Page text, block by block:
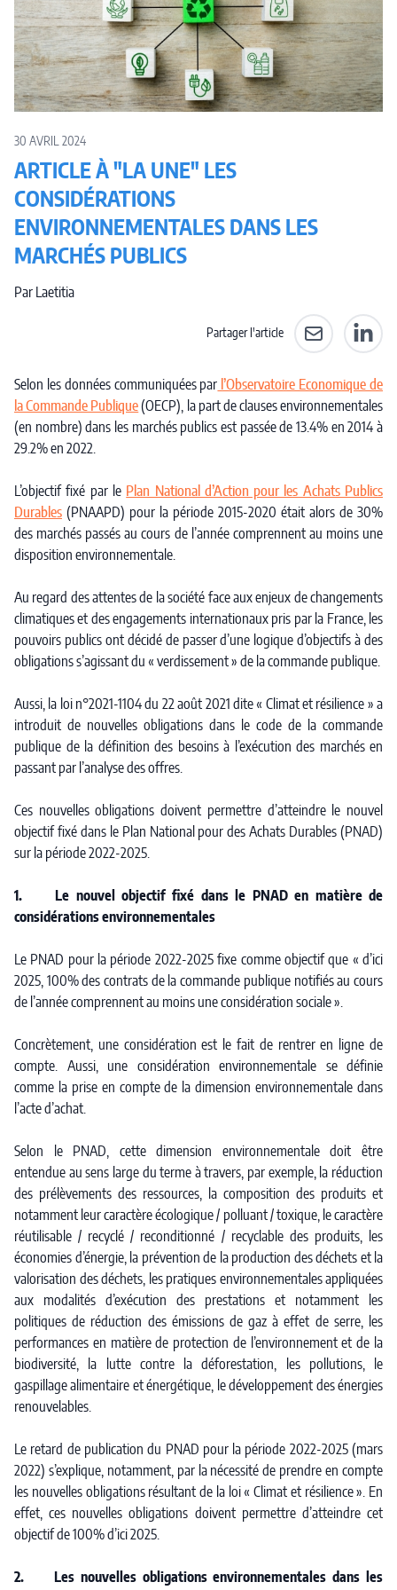
30 AVRIL 2024
ARTICLE À "LA UNE" LES
CONSIDÉRATIONS
ENVIRONNEMENTALES DANS LES
MARCHÉS PUBLICS
Par Laetitia
Partager l'article
Partager par e-
Selon les données communiquées par l’Observatoire Economique de
la Commande Publique(OECP), la part de clauses environnementales
(en nombre) dans les marchés publics est passée de 13.4% en 2014 à
29.2% en 2022.
L’objectif fixé par le Plan National d’Action pour les Achats Publics
Durables (PNAAPD) pour la période 2015-2020 était alors de 30%
des marchés passés au cours de l’année comprennent au moins une
disposition environnementale.
Au regard des attentes de la société face aux enjeux de changements
climatiques et des engagements internationaux pris par la France, les
pouvoirs publics ont décidé de passer d’une logique d’objectifs à des
obligations s’agissant du « verdissement » de la commande publique.
Aussi, la loi n°2021-1104 du 22 août 2021 dite « Climat et résilience » a
introduit de nouvelles obligations dans le code de la commande
publique de la définition des besoins à l’exécution des marchés en
passant par l’analyse des offres.
Ces nouvelles obligations doivent permettre d’atteindre le nouvel
objectif fixé dans le Plan National pour des Achats Durables (PNAD)
sur la période 2022-2025.
1. Le nouvel objectif fixé dans le PNAD en matière de
considérations environnementales
Le PNAD pour la période 2022-2025 fixe comme objectif que « d’ici
2025, 100% des contrats de la commande publique notifiés au cours
de l’année comprennent au moins une considération sociale ».
Concrètement, une considération est le fait de rentrer en ligne de
compte. Aussi, une considération environnementale se définie
comme la prise en compte de la dimension environnementale dans
l’acte d’achat.
Selon le PNAD, cette dimension environnementale doit être
entendue au sens large du terme à travers, par exemple, la réduction
des prélèvements des ressources, la composition des produits et
notamment leur caractère écologique / polluant / toxique, le caractère
réutilisable / recyclé / reconditionné / recyclable des produits, les
économies d’énergie, la prévention de la production des déchets et la
valorisation des déchets, les pratiques environnementales appliquées
aux modalités d’exécution des prestations et notamment les
politiques de réduction des émissions de gaz à effet de serre, les
performances en matière de protection de l’environnement et de la
biodiversité, la lutte contre la déforestation, les pollutions, le
gaspillage alimentaire et énergétique, le développement des énergies
renouvelables.
Le retard de publication du PNAD pour la période 2022-2025 (mars
2022) s’explique, notamment, par la nécessité de prendre en compte
les nouvelles obligations résultant de la loi « Climat et résilience ». En
effet, ces nouvelles obligations doivent permettre d’atteindre cet
objectif de 100% d’ici 2025.
2. Les nouvelles obligations environnementales dans les